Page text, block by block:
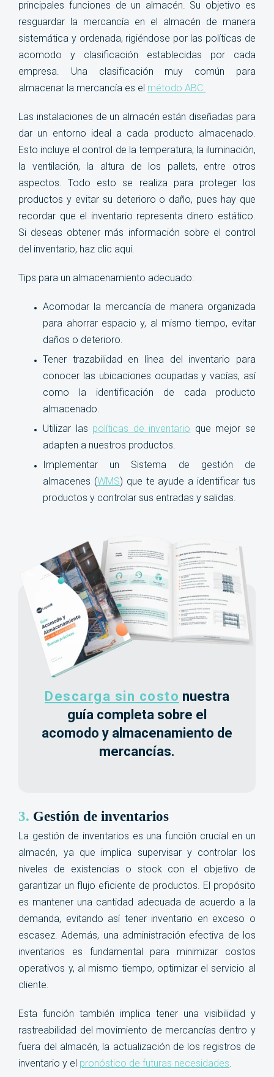
principales funciones de un almacén. Su objetivo es
resguardar la mercancía en el almacén de manera
sistemática y ordenada, rigiéndose por las políticas de
acomodo y clasificación establecidas por cada
empresa. Una clasificación muy común para
almacenar la mercancía es el método ABC.
Las instalaciones de un almacén están diseñadas para
dar un entorno ideal a cada producto almacenado.
Esto incluye el control de la temperatura, la iluminación,
la ventilación, la altura de los pallets, entre otros
aspectos. Todo esto se realiza para proteger los
productos y evitar su deterioro o daño, pues hay que
recordar que el inventario representa dinero estático.
Si deseas obtener más información sobre el control
del inventario, haz clic aquí.
Tips para un almacenamiento adecuado:
Acomodar la mercancía de manera organizada
para ahorrar espacio y, al mismo tiempo, evitar
daños o deterioro.
Tener trazabilidad en línea del inventario para
conocer las ubicaciones ocupadas y vacías, así
como la identificación de cada producto
almacenado.
Utilizar las políticas de inventario que mejor se
adapten a nuestros productos.
Implementar un Sistema de gestión de
almacenes (WMS) que te ayude a identificar tus
productos y controlar sus entradas y salidas.
Descarga sin costo nuestra
guía completa sobre el
acomodo y almacenamiento de
mercancías.
3. Gestión de inventarios
La gestión de inventarios es una función crucial en un
almacén, ya que implica supervisar y controlar los
niveles de existencias o stock con el objetivo de
garantizar un flujo eficiente de productos. El propósito
es mantener una cantidad adecuada de acuerdo a la
demanda, evitando así tener inventario en exceso o
escasez. Además, una administración efectiva de los
inventarios es fundamental para minimizar costos
operativos y, al mismo tiempo, optimizar el servicio al
cliente.
Esta función también implica tener una visibilidad y
rastreabilidad del movimiento de mercancías dentro y
fuera del almacén, la actualización de los registros de
inventario y el pronóstico de futuras necesidades.